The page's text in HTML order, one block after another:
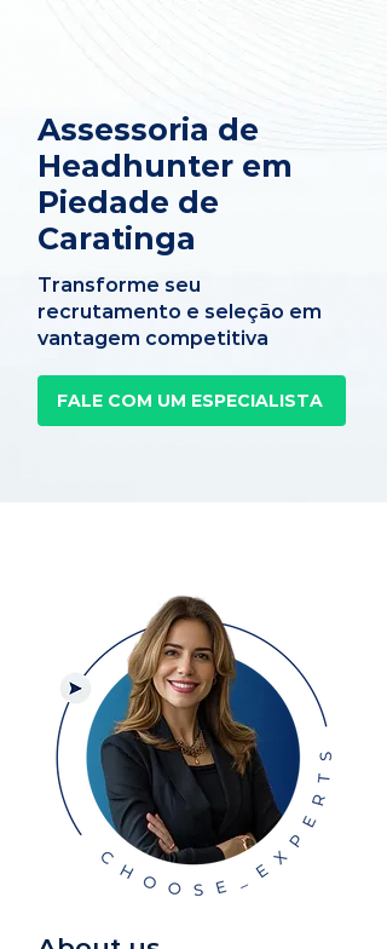
Assessoria de
Headhunter em
Piedade de
Caratinga
Transforme seu
recrutamento e seleção em
vantagem competitiva
FALE COM UM ESPECIALISTA